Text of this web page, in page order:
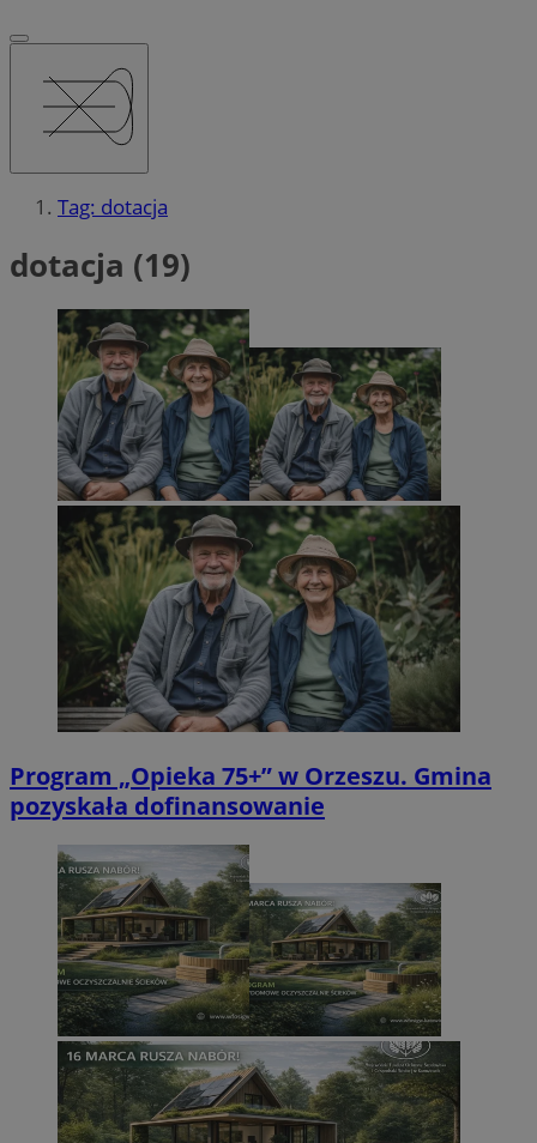
Tag: dotacja
dotacja (19)
Program „Opieka 75+” w Orzeszu. Gmina
pozyskała dofinansowanie